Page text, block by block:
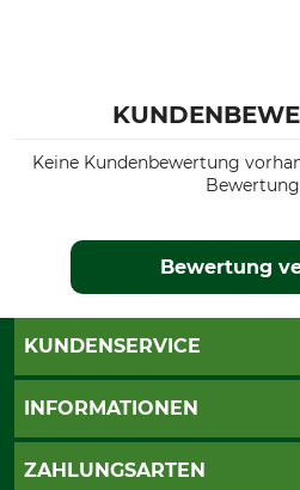
Keine Kundenbewertung
Bewertung
KUNDENSERVICE
Live-Shopping
INFORMATIONEN
AGB
ZAHLUNGSARTEN